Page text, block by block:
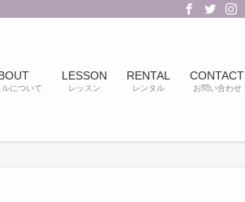
ルについて
LESSON
レッスン
RENTAL
レンタル
CONTACT
お問い合わせ